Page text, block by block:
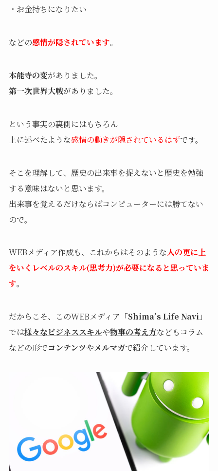
・お金持ちになりたい
などの感情が隠されています。
本能寺の変がありました。
第一次世界大戦がありました。
という事実の裏側にはもちろん
上に述べたような感情の動きが隠されているはずです。
そこを理解して、歴史の出来事を捉えないと 歴史を勉強
する意味はないと思います。
出来事を覚えるだけならばコンピューターには勝てない
ので。
WEBメディア作成も、これからはそのような人の更に上
をいくレベルのスキル(思考力)が必要になると思っていま
す。
だからこそ、このWEBメディア「Shima’s Life Navi」
では様々なビジネススキルや物事の考え方などもコラム
などの形でコンテンツやメルマガで紹介しています。